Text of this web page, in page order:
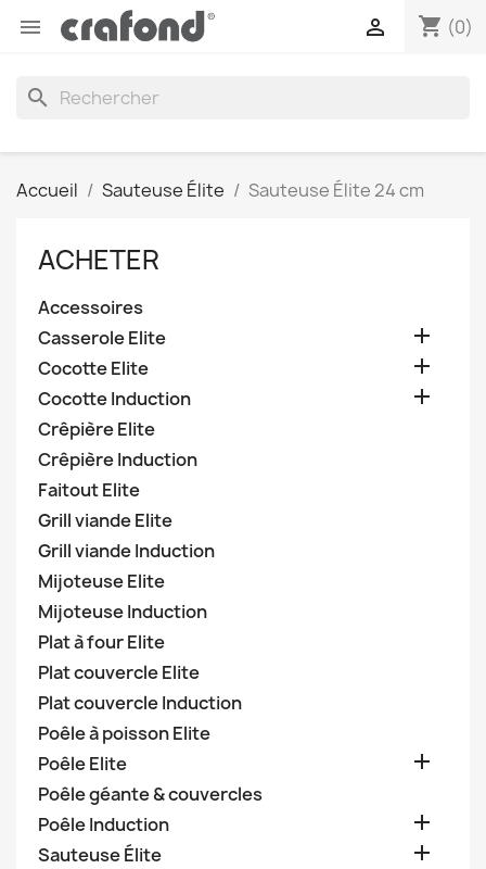
 shopping_cart (0)

search
Accueil Sauteuse Élite Sauteuse Élite 24 cm
ACHETER
Accessoires
Casserole Elite

Cocotte Elite 
Cocotte Induction 
Crêpière Elite
Crêpière Induction
Faitout Elite
Grill viande Elite
Grill viande Induction
Mijoteuse Elite
Mijoteuse Induction
Plat à four Elite
Plat couvercle Elite
Plat couvercle Induction
Poêle à poisson Elite
Poêle Elite

Poêle géante & couvercles
Poêle Induction

Sauteuse Élite 